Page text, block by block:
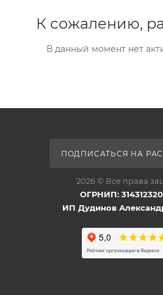
К сожалению,
В данный момент нет
ПОДПИСАТЬСЯ НА
2026 © Все права
ОГРНИП:
ИП Дудинов